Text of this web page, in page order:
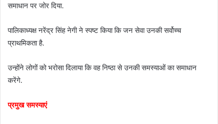
समाधान पर जोर दिया.
पालिकाध्यक्ष नरेंद्र सिंह नेगी ने स्पष्ट किया कि जन सेवा उनकी सर्वोच्च
प्राथमिकता है.
उन्होंने लोगों को भरोसा दिलाया कि वह निष्ठा से उनकी समस्याओं का समाधान
करेंगे.
प्रमुख समस्याएं